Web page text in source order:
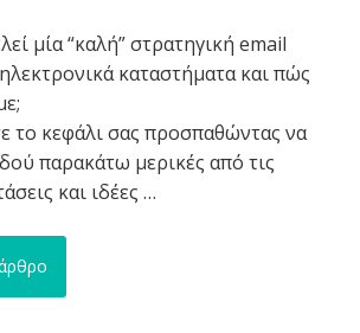
μία “καλή” στρατηγική email
καταστήματα και πώς
το κεφάλι σας προσπαθώντας να
παρακάτω μερικές από τις
και ιδέες …